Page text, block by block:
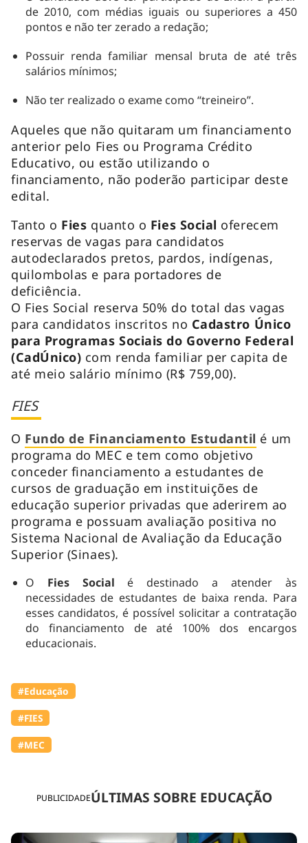
PUBLICIDADEÚLTIMAS SOBRE EDUCAÇÃO
de 2010, com médias iguais ou superiores a 450
pontos e não ter zerado a redação;
Possuir renda familiar mensal bruta de até três
salários mínimos;
Não ter realizado o exame como “treineiro”.
Aqueles que não quitaram um financiamento
anterior pelo Fies ou Programa Crédito
Educativo, ou estão utilizando o
financiamento, não poderão participar deste
edital.
Tanto o Fies quanto o Fies Social oferecem
reservas de vagas para candidatos
autodeclarados pretos, pardos, indígenas,
quilombolas e para portadores de
deficiência.
O Fies Social reserva 50% do total das vagas
para candidatos inscritos no Cadastro Único
para Programas Sociais do Governo Federal
(CadÚnico) com renda familiar per capita de
até meio salário mínimo (R$ 759,00).
FIES
O Fundo de Financiamento Estudantil é um
programa do MEC e tem como objetivo
conceder financiamento a estudantes de
cursos de graduação em instituições de
educação superior privadas que aderirem ao
programa e possuam avaliação positiva no
Sistema Nacional de Avaliação da Educação
Superior (Sinaes).
O Fies Social é destinado a atender às
necessidades de estudantes de baixa renda. Para
esses candidatos, é possível solicitar a contratação
do financiamento de até 100% dos encargos
educacionais.
#Educação
#FIES
#MEC